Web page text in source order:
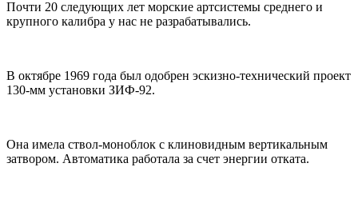
Почти 20 следующих лет морские артсистемы среднего и
крупного калибра у нас не разрабатывались.
В октябре 1969 года был одобрен эскизно-технический проект
130-мм установки ЗИФ-92.
Она имела ствол-моноблок с клиновидным вертикальным
затвором. Автоматика работала за счет энергии отката.